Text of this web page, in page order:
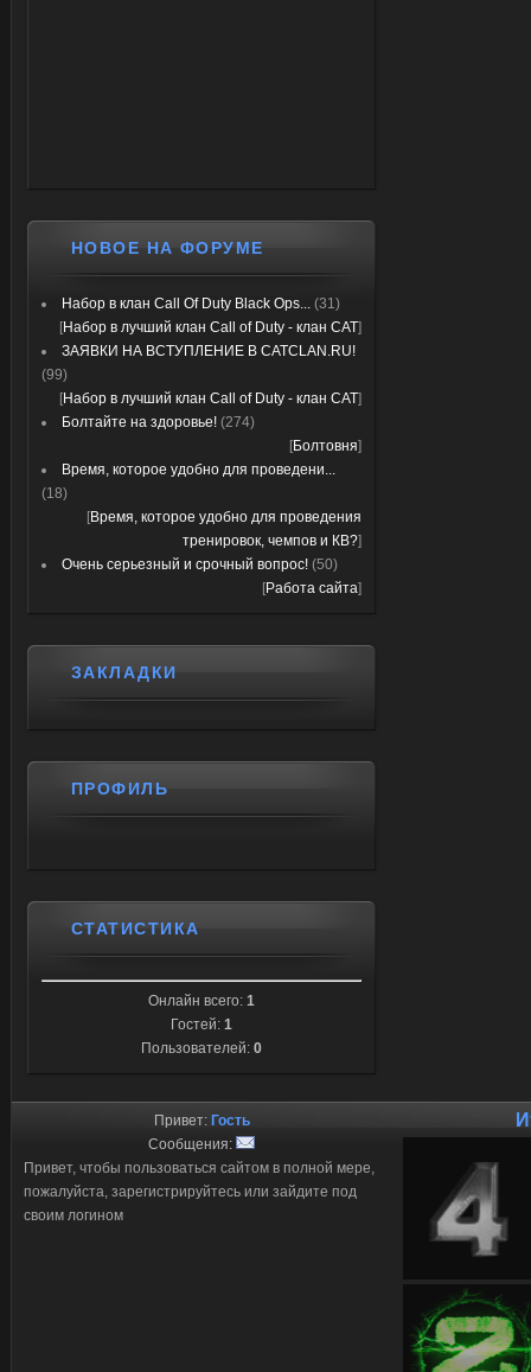
НОВОЕ НА ФОРУМЕ
Набор в клан Call Of Duty Black Ops... (31)
[Набор в лучший клан Call of Duty - клан CAT]
ЗАЯВКИ НА ВСТУПЛЕНИЕ В CATCLAN.RU!
(99)
[Набор в лучший клан Call of Duty - клан CAT]
Болтайте на здоровье! (274)
[Болтовня]
Время, которое удобно для проведени...
(18)
[Время, которое удобно для проведения
тренировок, чемпов и КВ?]
Очень серьезный и срочный вопрос! (50)
[Работа сайта]
ЗАКЛАДКИ
ПРОФИЛЬ
СТАТИСТИКА
Онлайн всего: 1
Гостей: 1
Пользователей: 0
Привет: Гость
Сообщения:
Привет, чтобы пользоваться сайтом в полной мере,
пожалуйста, зарегистрируйтесь или зайдите под
своим логином